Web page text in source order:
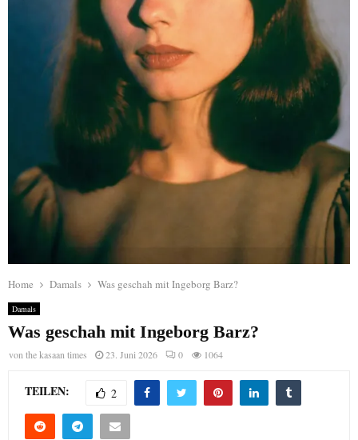
Home Damals Was geschah mit Ingeborg Barz?
Damals
Was geschah mit Ingeborg Barz?
von the kasaan times 23. Juni 2026 0 1064
TEILEN: 2